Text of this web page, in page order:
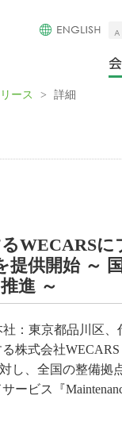
ース > 詳細
WECARS
提供開始 ～
進 ～
：東京都品川区
株式会社
し、全国の整備
ービス『